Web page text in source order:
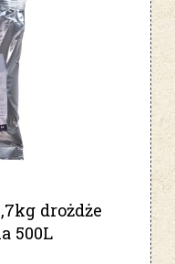
drożdże
500L